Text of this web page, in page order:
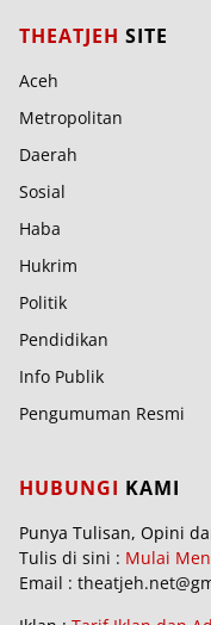
THEATJEH SITE
Aceh
Metropolitan
Daerah
Sosial
Haba
Hukrim
Politik
Pendidikan
Info Publik
Pengumuman Resmi
HUBUNGI KAMI
Punya Tulisan, Opini
Tulis di sini : Mulai
Email :